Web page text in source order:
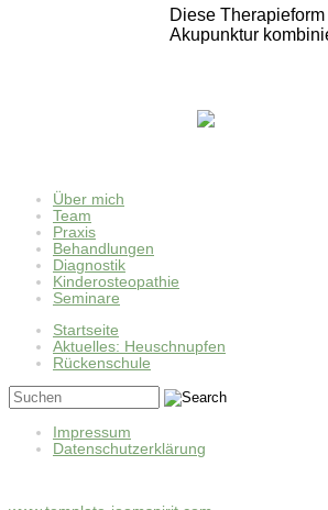
Diese
Akupunktur
Über mich
Team
Praxis
Behandlungen
Diagnostik
Kinderosteopathie
Seminare
Startseite
Aktuelles: Heuschnupfen
Rückenschule
Impressum
Datenschutzerklärung